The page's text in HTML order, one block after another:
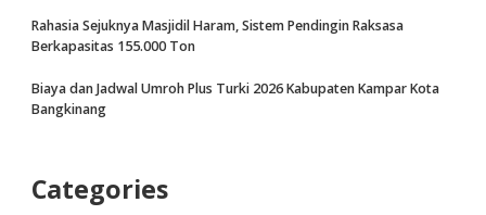
Rahasia Sejuknya Masjidil Haram, Sistem Pendingin Raksasa
Berkapasitas 155.000 Ton
Biaya dan Jadwal Umroh Plus Turki 2026 Kabupaten Kampar Kota
Bangkinang
Categories